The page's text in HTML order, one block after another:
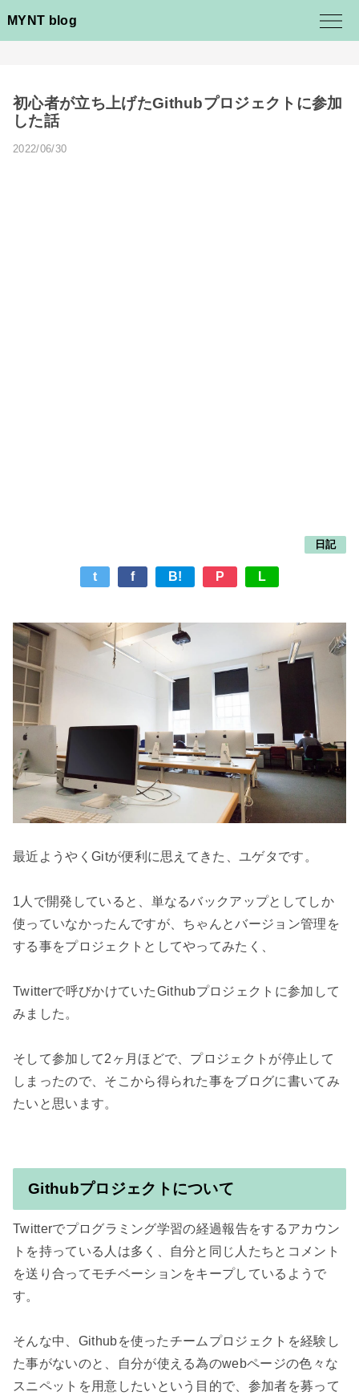
MYNT blog
初心者が立ち上げたGithubプロジェクトに参加
した話
2022/06/30
日記
t f B! P L
最近ようやくGitが便利に思えてきた、ユゲタです。
1人で開発していると、単なるバックアップとしてしか
使っていなかったんですが、ちゃんとバージョン管理を
する事をプロジェクトとしてやってみたく、
Twitterで呼びかけていたGithubプロジェクトに参加して
みました。
そして参加して2ヶ月ほどで、プロジェクトが停止して
しまったので、そこから得られた事をブログに書いてみ
Githubプロジェクトについて
Twitterでプログラミング学習の経過報告をするアカウン
トを持っている人は多く、自分と同じ人たちとコメント
を送り合ってモチベーションをキープしているようで
す。
そんな中、Githubを使ったチームプロジェクトを経験し
た事がないのと、自分が使える為のwebページの色々な
スニペットを用意したいという目的で、参加者を募って